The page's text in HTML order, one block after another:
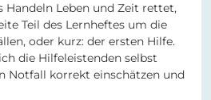
Handeln Leben und Zeit rettet,
Teil des Lernheftes um die
oder kurz: der ersten Hilfe.
die Hilfeleistenden selbst
Notfall korrekt einschätzen und